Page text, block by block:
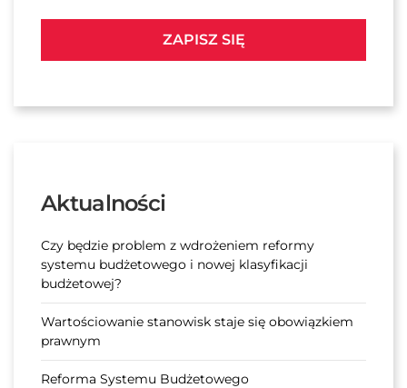
ZAPISZ SIĘ
Aktualności
Czy będzie problem z wdrożeniem reformy
systemu budżetowego i nowej klasyfikacji
budżetowej?
Wartościowanie stanowisk staje się obowiązkiem
prawnym
Reforma Systemu Budżetowego